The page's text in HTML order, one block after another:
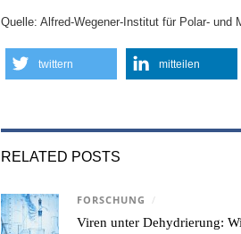
Quelle: Alfred-Wegener-Institut für Polar- und
twittern mitteilen
RELATED POSTS
FORSCHUNG /
Viren unter Dehydrierung: